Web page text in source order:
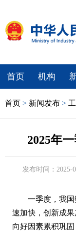
首页 机构
首页 > 新闻发布 >
2025年
发布时间：2025-
一季度，我
速加快，创新成
向好因素累积巩